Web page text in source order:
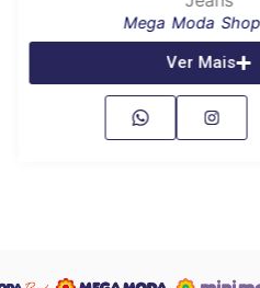
Mega Moda
Ver Mais